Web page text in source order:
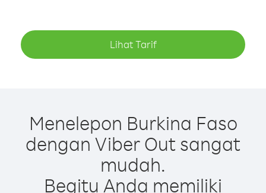
Lihat Tarif
Menelepon Burkina Faso
dengan Viber Out sangat
mudah.
Begitu Anda memiliki